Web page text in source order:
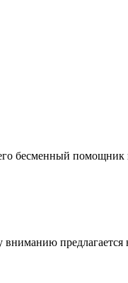
бесменный
предлагается